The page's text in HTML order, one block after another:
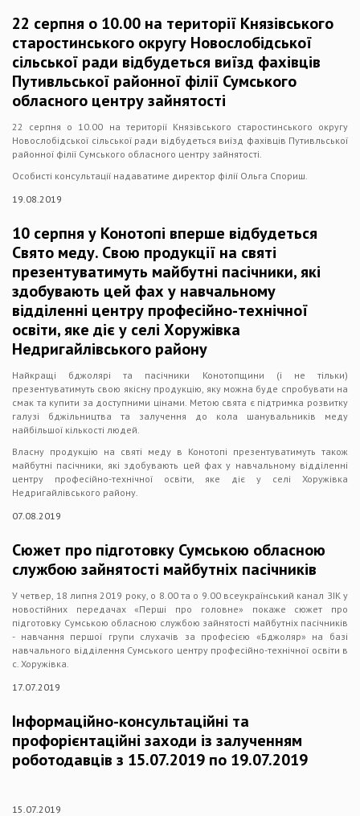
22 серпня о 10.00 на території Князівського
старостинського округу Новослобідської
сільської ради відбудеться виїзд фахівців
Путивльської районної філії Сумського
обласного центру зайнятості
22 серпня о 10.00 на території Князівського старостинського округу
Новослобідської сільської ради відбудеться виїзд фахівців Путивльської
районної філії Сумського обласного центру зайнятості.
Особисті консультації надаватиме директор філії Ольга Спориш.
19.08.2019
10 серпня у Конотопі вперше відбудеться
Свято меду. Свою продукції на святі
презентуватимуть майбутні пасічники, які
здобувають цей фах у навчальному
відділенні центру професійно-технічної
освіти, яке діє у селі Хоружівка
Недригайлівського району
Найкращі бджолярі та пасічники Конотопщини (і не тільки)
презентуватимуть свою якісну продукцію, яку можна буде спробувати на
смак та купити за доступними цінами. Метою свята є підтримка розвитку
галузі бджільництва та залучення до кола шанувальників меду
найбільшої кількості людей.
Власну продукцію на святі меду в Конотопі презентуватимуть також
майбутні пасічники, які здобувають цей фах у навчальному відділенні
центру професійно-технічної освіти, яке діє у селі Хоружівка
Недригайлівського району.
07.08.2019
Cюжет про підготовку Сумською обласною
службою зайнятості майбутніх пасічників
У четвер, 18 липня 2019 року, о 8.00 та о 9.00 всеукраїнський канал ЗІК у
новостійних передачах «Перші про головне» покаже сюжет про
підготовку Сумською обласною службою зайнятості майбутніх пасічників
- навчання першої групи слухачів за професією «Бджоляр» на базі
навчального відділення Сумського центру професійно-технічної освіти в
с. Хоружівка.
17.07.2019
Інформаційно-консультаційні та
профорієнтаційні заходи із залученням
роботодавців з 15.07.2019 по 19.07.2019
15.07.2019